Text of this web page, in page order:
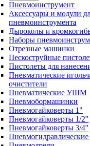
Пневмоинструмент
Аксессуары и модули
пневмоинструмента
Дыроколы и
Наборы
Отрезные машинки
Пескоструйные
Пистолеты для
Пневматические
очистители
Пневматические УШМ
Пневмобормашинки
Пневмогайковерты 1"
Пневмогайковерты 1/2"
Пневмогайковерты 3/4"
Пневмогидравлические